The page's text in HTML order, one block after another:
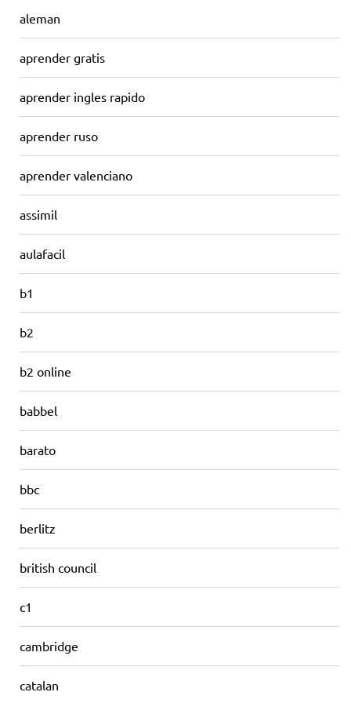
aleman
aprender gratis
aprender ingles rapido
aprender ruso
aprender valenciano
assimil
aulafacil
b1
b2
b2 online
babbel
barato
bbc
berlitz
british council
c1
cambridge
catalan